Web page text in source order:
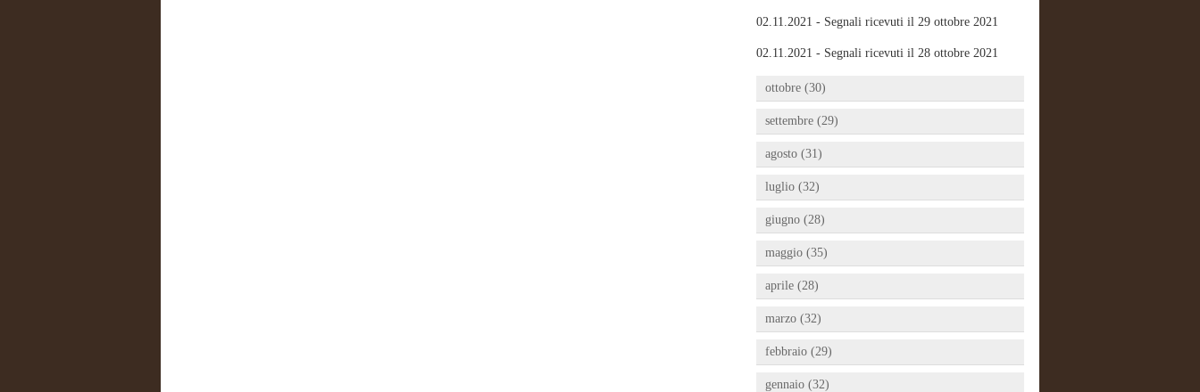
02.11.2021 - Segnali ricevuti il 29 ottobre 2021
02.11.2021 - Segnali ricevuti il 28 ottobre 2021
ottobre (30)
settembre (29)
agosto (31)
luglio (32)
giugno (28)
maggio (35)
aprile (28)
marzo (32)
febbraio (29)
gennaio (32)